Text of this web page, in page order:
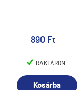
890 Ft
RAKTÁRON
Kosárba